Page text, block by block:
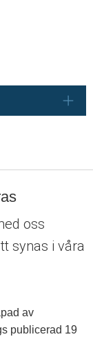
oss
synas i våra